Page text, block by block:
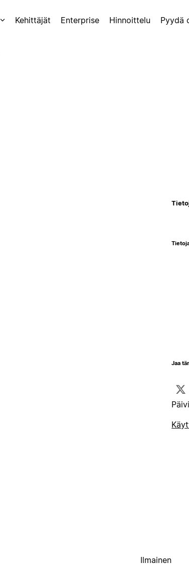
Kehittäjät Enterprise Hinnoittelu Pyydä
Jaa
Ilmainen